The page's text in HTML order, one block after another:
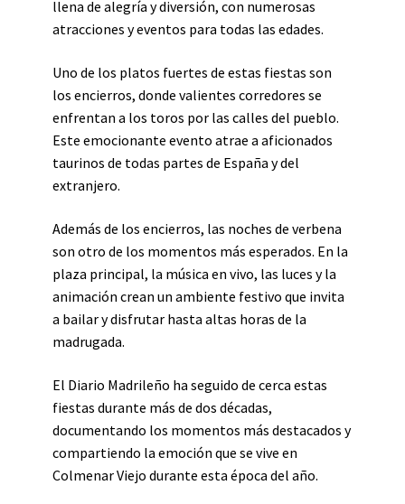
llena de alegría y diversión, con numerosas
atracciones y eventos para todas las edades.
Uno de los platos fuertes de estas fiestas son
los encierros, donde valientes corredores se
enfrentan a los toros por las calles del pueblo.
Este emocionante evento atrae a aficionados
taurinos de todas partes de España y del
extranjero.
Además de los encierros, las noches de verbena
son otro de los momentos más esperados. En la
plaza principal, la música en vivo, las luces y la
animación crean un ambiente festivo que invita
a bailar y disfrutar hasta altas horas de la
madrugada.
El Diario Madrileño ha seguido de cerca estas
fiestas durante más de dos décadas,
documentando los momentos más destacados y
compartiendo la emoción que se vive en
Colmenar Viejo durante esta época del año.